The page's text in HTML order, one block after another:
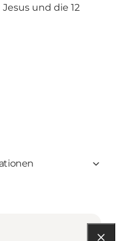
und die 12